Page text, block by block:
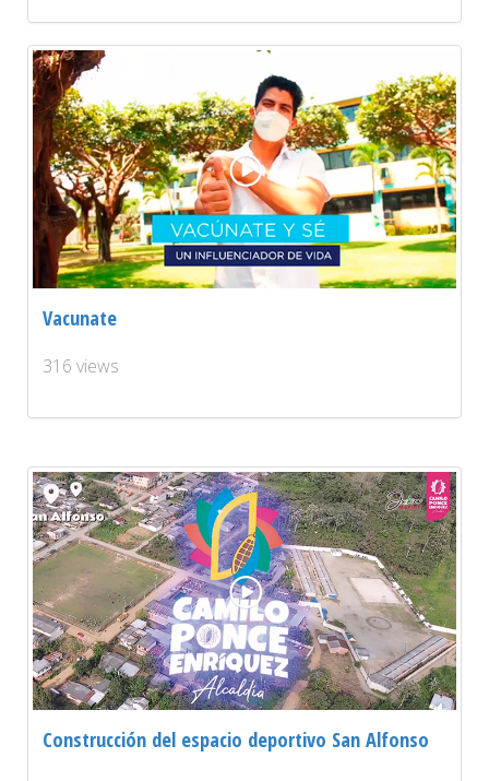
Vacunate
316 views
Construcción del espacio deportivo San Alfonso